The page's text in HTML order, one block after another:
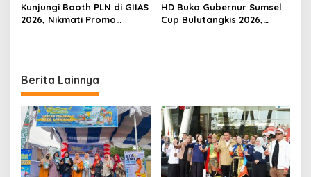
Kunjungi Booth PLN di GIIAS
2026, Nikmati Promo
HD Buka Gubernur Sumsel
Cup Bulutangkis 2026,
Berita Lainnya